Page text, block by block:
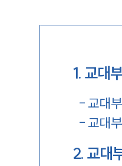
1. 교대
-교대
-교대
2. 교대